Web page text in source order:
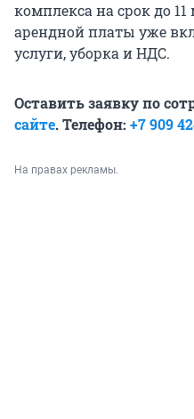
комплекса на срок до
арендной платы уже
услуги, уборка и НДС.
Оставить заявку по
сайте. Телефон: +7 909
На правах рекламы.